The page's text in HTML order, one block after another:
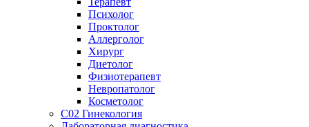
Психолог
Проктолог
Аллерголог
Хирург
Диетолог
Физиотерапевт
Невропатолог
Косметолог
C02 Гинекология